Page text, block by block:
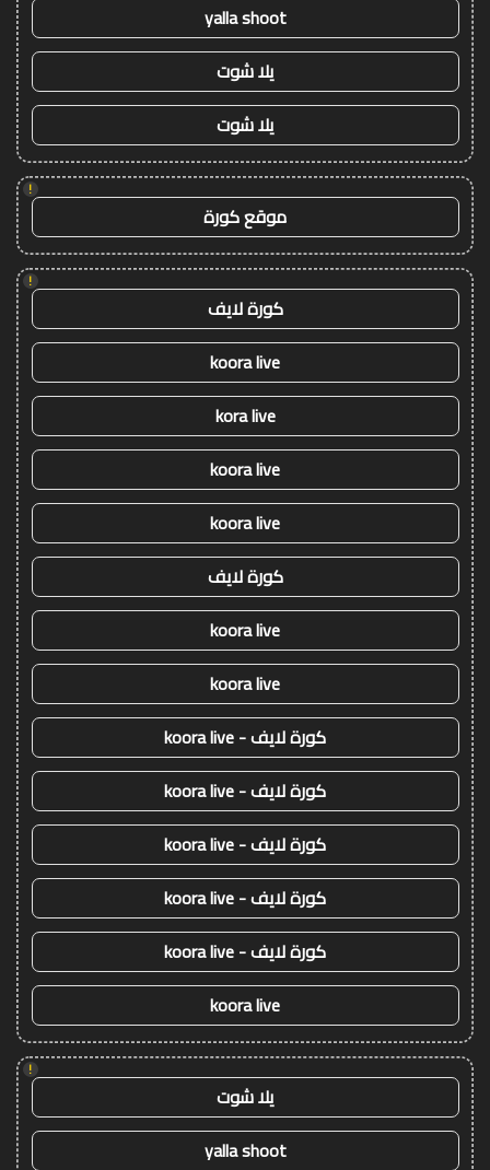
yalla shoot
يلا شوت
يلا شوت
!
موقع كورة
!
كورة لايف
koora live
kora live
koora live
koora live
كورة لايف
koora live
koora live
كورة لايف - koora live
كورة لايف - koora live
كورة لايف - koora live
كورة لايف - koora live
كورة لايف - koora live
koora live
!
يلا شوت
yalla shoot